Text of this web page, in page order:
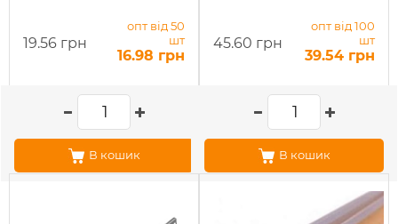
19.56 грн
опт від 50
шт
16.98 грн
В кошик
45.60 грн
опт від 100
шт
39.54 грн
В кошик